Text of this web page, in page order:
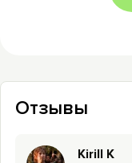
Отзывы
Kirill K